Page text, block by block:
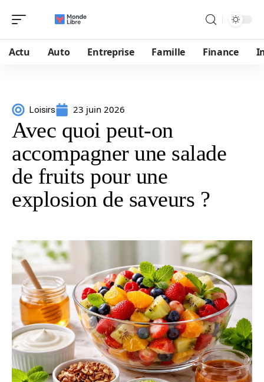
Actu Auto Entreprise Famille Finance
Loisirs 23 juin 2026
Avec quoi peut-on
accompagner une salade
de fruits pour une
explosion de saveurs ?